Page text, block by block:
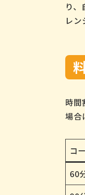
り
レン
時間
場合
コ
60